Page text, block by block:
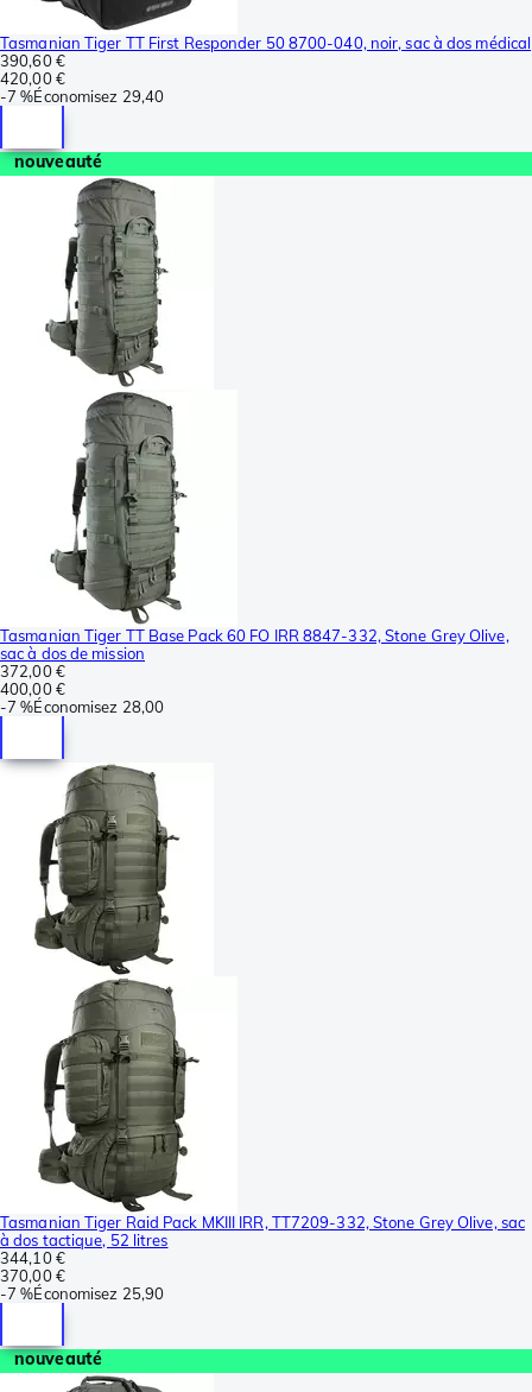
Tasmanian Tiger TT First Responder 50 8700-040, noir, sac à dos médical
390,60 €
420,00 €
-7 %Économisez 29,40
nouveauté
Tasmanian Tiger TT Base Pack 60 FO IRR 8847-332, Stone Grey Olive,
sac à dos de mission
372,00 €
400,00 €
-7 %Économisez 28,00
Tasmanian Tiger Raid Pack MKIII IRR, TT7209-332, Stone Grey Olive, sac
à dos tactique, 52 litres
344,10 €
370,00 €
-7 %Économisez 25,90
nouveauté